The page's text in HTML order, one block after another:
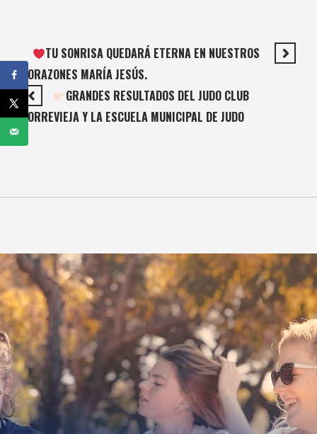
TU SONRISA QUEDARÁ ETERNA EN NUESTROS
CORAZONES MARÍA JESÚS.
GRANDES RESULTADOS DEL JUDO CLUB
TORREVIEJA Y LA ESCUELA MUNICIPAL DE JUDO